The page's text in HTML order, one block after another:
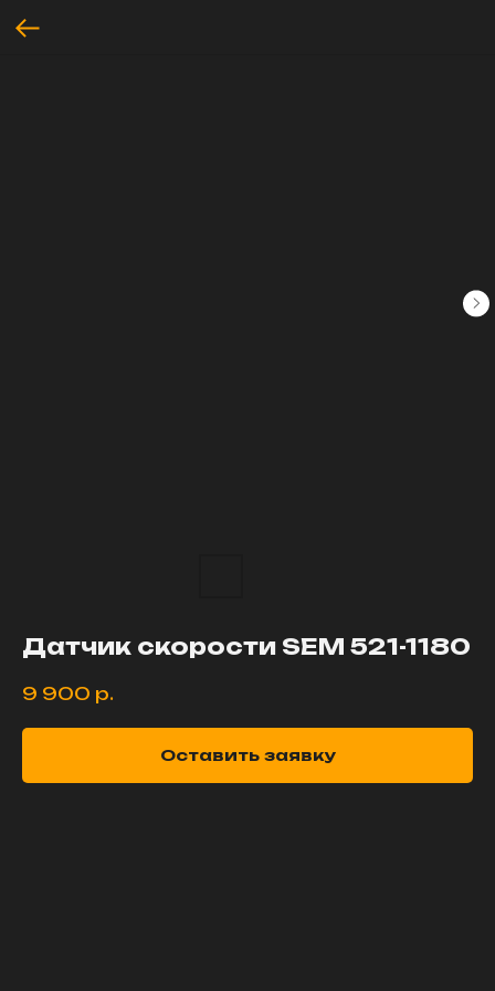
Датчик скорости SEM 521-1180
9 900 р.
Оставить заявку